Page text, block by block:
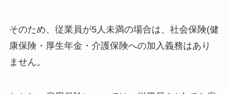
そのため、従業員が5人未満の場合は、社会保険(健
康保険・厚生年金・介護保険への加入義務はあり
ません。